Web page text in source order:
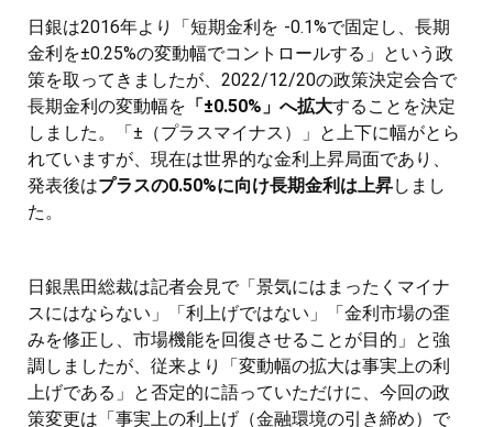
日銀は2016年より「短期金利を -0.1%で固定し、長期
金利を±0.25%の変動幅でコントロールする」という政
策を取ってきましたが、2022/12/20の政策決定会合で
長期金利の変動幅を 「±0.50%」へ拡大することを決定
しました。「±（プラスマイナス）」と上下に幅がとら
れていますが、現在は世界的な金利上昇局面であり、
発表後はプラスの0.50%に向け長期金利は上昇しまし
た。
日銀黒田総裁は記者会見で「景気にはまったくマイナ
スにはならない」「利上げではない」「金利市場の歪
みを修正し、市場機能を回復させることが目的」と強
調しましたが、従来より「変動幅の拡大は事実上の利
上げである」と否定的に語っていただけに、今回の政
策変更は「事実上の利上げ（金融環境の引き締め）で